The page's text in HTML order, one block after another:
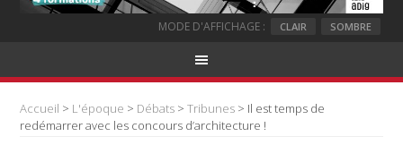
MODE D'AFFICHAGE : CLAIR SOMBRE
Accueil > L'époque > Débats >Tribunes > Il est temps de
redémarrer avec les concours d’architecture !